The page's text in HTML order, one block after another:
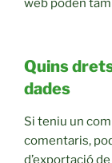
web poden
Quins
dades
Si teniu un
comentaris,
d’exportació